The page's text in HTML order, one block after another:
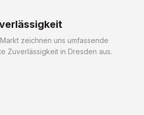
zeichnen uns umfassende
Zuverlässigkeit in Dresden aus.